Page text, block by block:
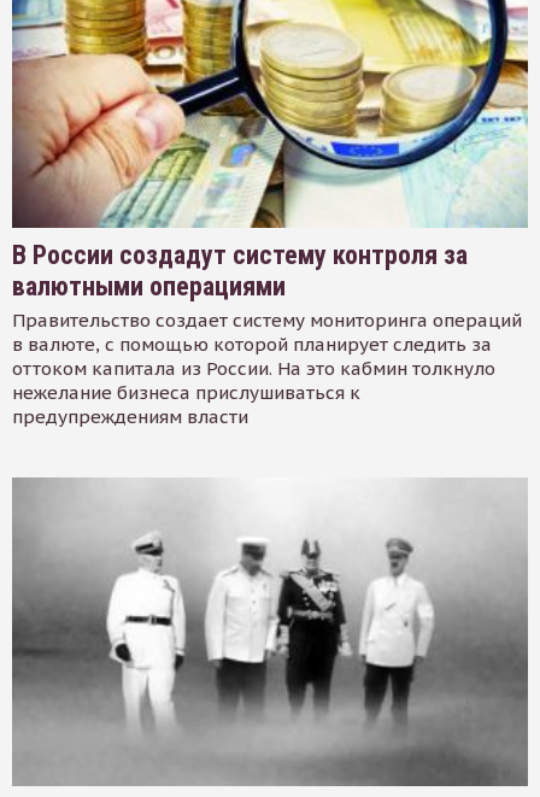
В России создадут систему контроля за
валютными операциями
Правительство создает систему мониторинга операций
в валюте, с помощью которой планирует следить за
оттоком капитала из России. На это кабмин толкнуло
нежелание бизнеса прислушиваться к
предупреждениям власти